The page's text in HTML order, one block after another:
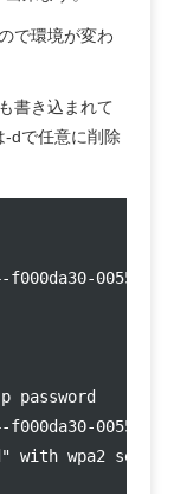
で環境が変わ
書き込まれて
-dで任意に削除
f000da30-
f000da30-
with wpa2